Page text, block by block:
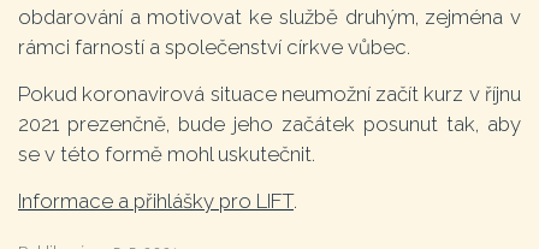
obdarování a motivovat ke službě druhým, zejména v
rámci farností a společenství církve vůbec.
Pokud koronavirová situace neumožní začít kurz v říjnu
2021 prezenčně, bude jeho začátek posunut tak, aby
se v této formě mohl uskutečnit.
Informace a přihlášky pro LIFT.